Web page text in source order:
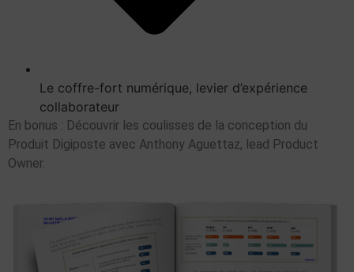
Le coffre-fort numérique, levier d’expérience
collaborateur
En bonus : Découvrir les coulisses de la conception du
Produit Digiposte avec Anthony Aguettaz, lead Product
Owner.